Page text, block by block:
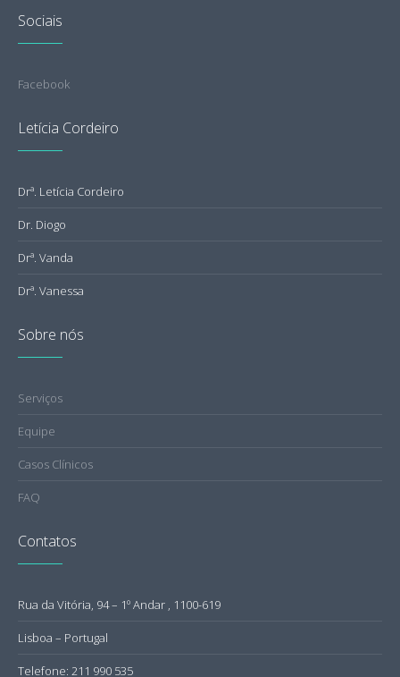
Sociais
Facebook
Letícia Cordeiro
Drª. Letícia Cordeiro
Dr. Diogo
Drª. Vanda
Drª. Vanessa
Sobre nós
Serviços
Equipe
Casos Clínicos
FAQ
Contatos
Rua da Vitória, 94 – 1º Andar , 1100-619
Lisboa – Portugal
Telefone: 211 990 535